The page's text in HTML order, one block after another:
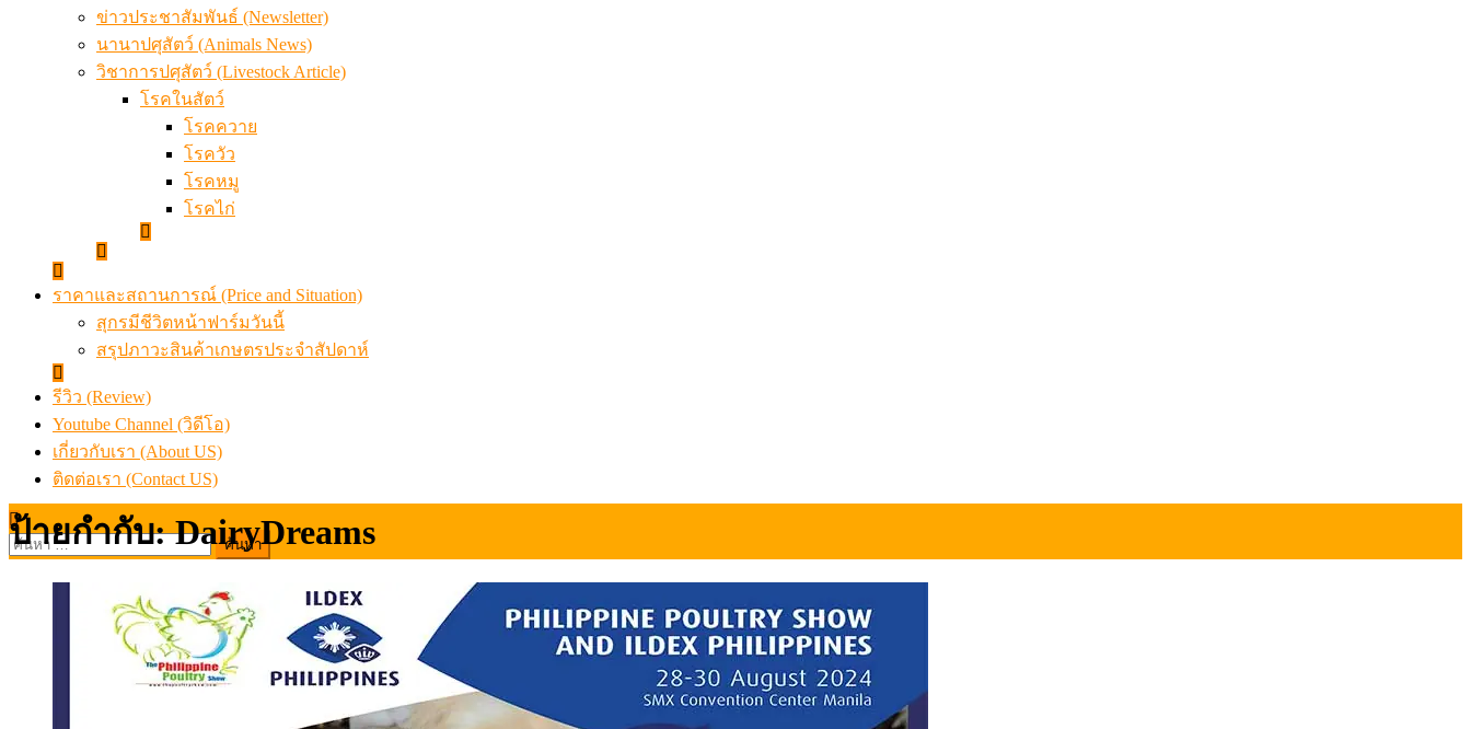
ข่าวประชาสัมพันธ์ (Newsletter)
นานาปศุสัตว์ (Animals News)
วิชาการปศุสัตว์ (Livestock Article)
โรคในสัตว์
โรคควาย
โรควัว
โรคหมู
โรคไก่
ราคาและสถานการณ์ (Price and Situation)
สุกรมีชีวิตหน้าฟาร์มวันนี้
สรุปภาวะสินค้าเกษตรประจำสัปดาห์
รีวิว (Review)
Youtube Channel (วิดีโอ)
เกี่ยวกับเรา (About US)
ติดต่อเรา (Contact US)
ค้นหา
ป้ายกำกับ:DairyDreams